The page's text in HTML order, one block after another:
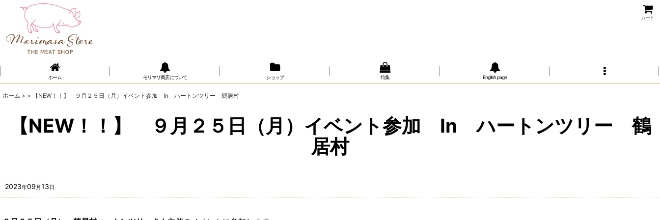
カート
ホーム モリマサ商店について ショップ 特集 Engllish page
ホーム > > 【NEW！！】 ９月２５日（月）イベント参加 In ハートンツリー 鶴居村
【NEW！！】 ９月２５日（月）イベント参加 In ハートンツリー 鶴
居村
2023年09 月13日